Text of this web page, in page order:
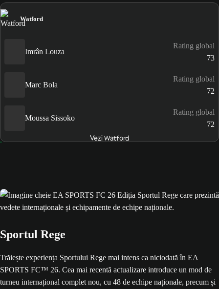
Watford
Imrân Louza
Rating global
73
Marc Bola
Rating global
72
Moussa Sissoko
Rating global
72
Vezi Watford
Sportul Rege
Trăiește experiența Sportului Rege mai intens ca niciodată în EA
SPORTS FC™ 26. Cea mai recentă actualizare introduce un mod de
turneu internațional complet nou, cu 48 de echipe naționale, precum și